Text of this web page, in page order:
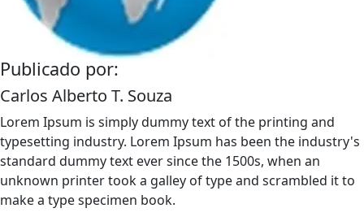
Publicado por:
Carlos Alberto T. Souza
Lorem Ipsum is simply dummy text of the printing and
typesetting industry. Lorem Ipsum has been the industry's
standard dummy text ever since the 1500s, when an
unknown printer took a galley of type and scrambled it to
make a type specimen book.